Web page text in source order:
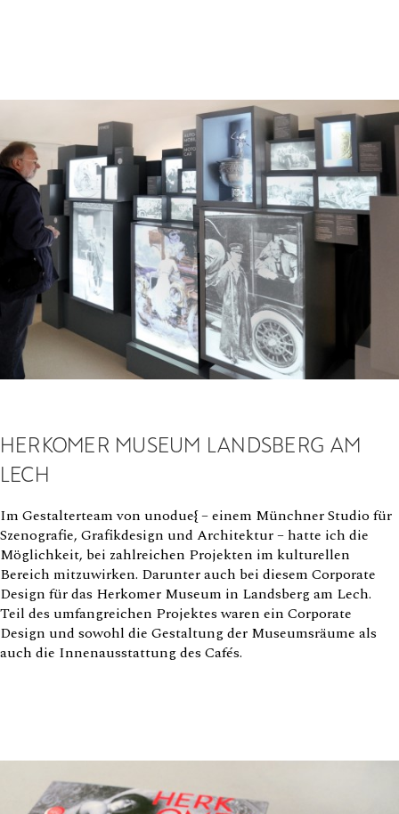
HERKOMER MUSEUM LANDSBERG AM
LECH
Im Gestalterteam von unodue{ – einem Münchner Studio für
Szenografie, Grafikdesign und Architektur – hatte ich die
Möglichkeit, bei zahlreichen Projekten im kulturellen
Bereich mitzuwirken. Darunter auch bei diesem Corporate
Design für das Herkomer Museum in Landsberg am Lech.
Teil des umfangreichen Projektes waren ein Corporate
Design und sowohl die Gestaltung der Museumsräume als
auch die Innenausstattung des Cafés.